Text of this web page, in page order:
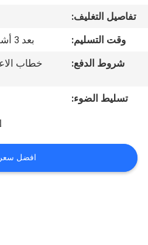
اتصل
اطلب
عرض
تفاصيل التغليف:
وقت التسليم:
بعد 3 أشهر من استلام الدفعة الأولى
شروط الدفع:
تسليط الضوء:
افضل سعر